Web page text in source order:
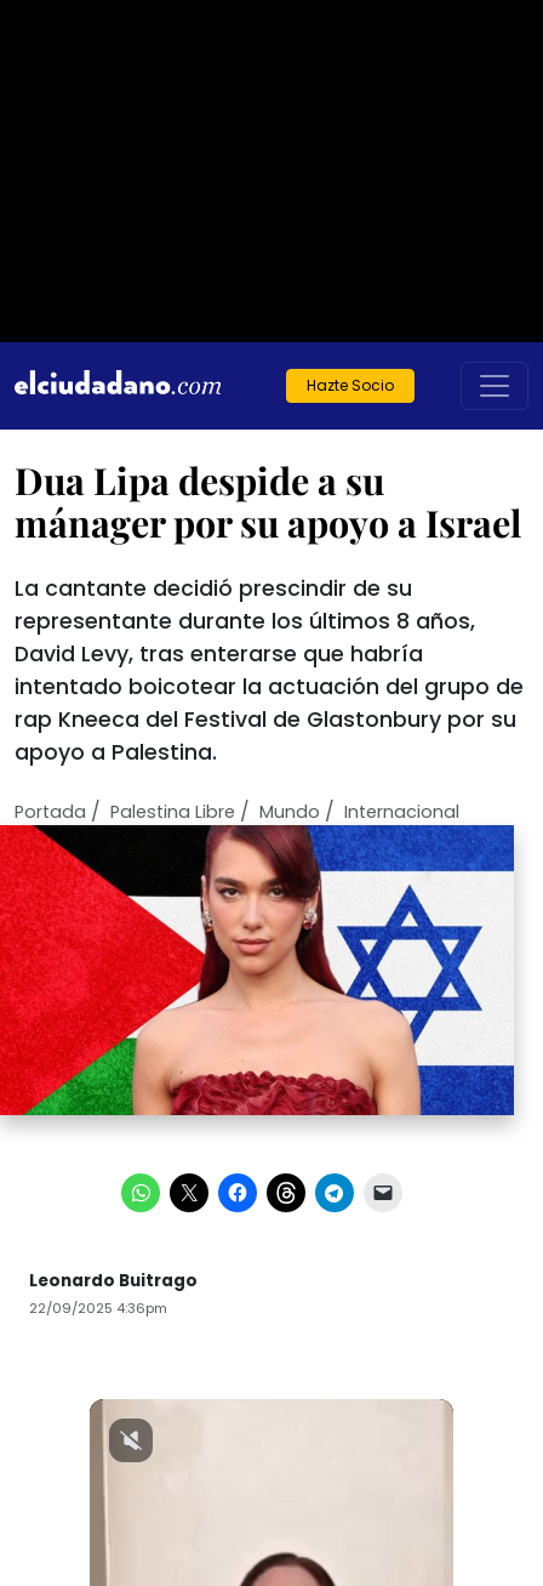
Hazte Socio
Dua Lipa despide a su
mánager por su apoyo a Israel
La cantante decidió prescindir de su
representante durante los últimos 8 años,
David Levy, tras enterarse que habría
intentado boicotear la actuación del grupo de
rap Kneeca del Festival de Glastonbury por su
apoyo a Palestina.
Portada / Palestina Libre / Mundo / Internacional
Leonardo Buitrago
22/09/2025 4:36pm